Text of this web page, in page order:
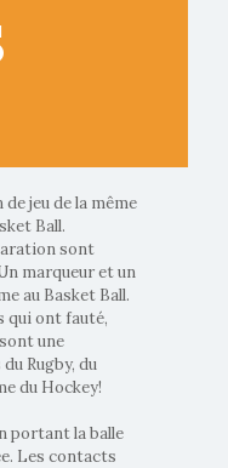
jeu de la même
Ball.
sont
marqueur et un
au Basket Ball.
qui ont fauté,
une
Rugby, du
du Hockey!
portant la balle
Les contacts